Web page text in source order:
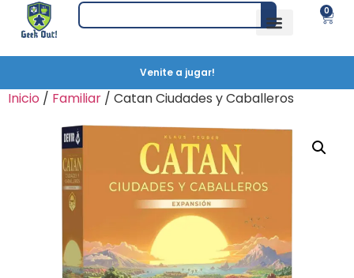
0
Venite a jugar!
Inicio / Familiar / Catan Ciudades y Caballeros